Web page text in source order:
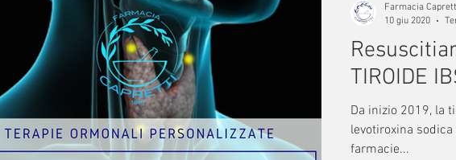
TIROIDE
Da inizio 2019, la
levotiroxina
farmacie...
Farmacia
10 giu 2020